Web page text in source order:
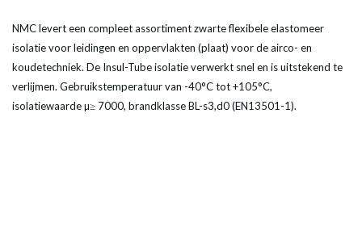
NMC levert een compleet assortiment zwarte flexibele elastomeer
isolatie voor leidingen en oppervlakten (plaat) voor de airco- en
koudetechniek. De Insul-Tube isolatie verwerkt snel en is uitstekend te
verlijmen. Gebruikstemperatuur van -40°C tot +105°C,
isolatiewaarde µ≥ 7000, brandklasse BL-s3,d0 (EN13501-1).